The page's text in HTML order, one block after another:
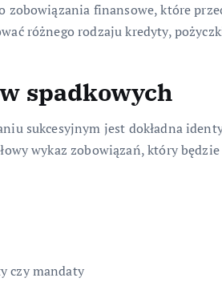
zobowiązania finansowe, które
różnego rodzaju kredyty,
spadkowych
sukcesyjnym jest dokładna
wykaz zobowiązań, który
czy mandaty